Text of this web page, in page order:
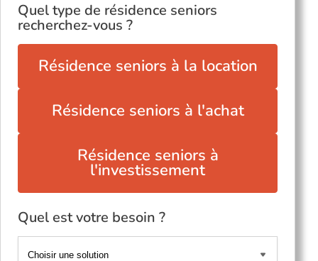
Quel type de résidence seniors
recherchez-vous ?
Résidence seniors à la location
Résidence seniors à l'achat
Résidence seniors à
l'investissement
Quel est votre besoin ?